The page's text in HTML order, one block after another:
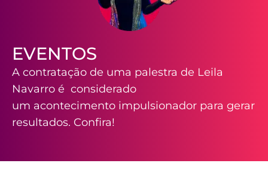
EVENTOS
A contratação de uma palestra de Leila
Navarro é considerado
um acontecimento impulsionador para gerar
resultados. Confira!